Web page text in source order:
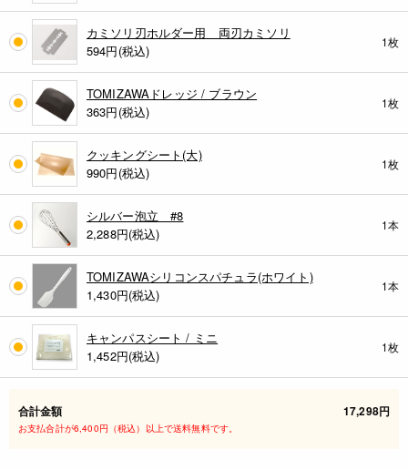
カミソリ刃ホルダー用 両刃カミソリ
594円(税込)
1枚
TOMIZAWAドレッジ / ブラウン
363円(税込)
1枚
クッキングシート(大)
990円(税込)
1枚
シルバー泡立 #8
2,288円(税込)
1本
TOMIZAWAシリコンスパチュラ(ホワイト)
1,430円(税込)
1本
キャンパスシート / ミニ
1,452円(税込)
1枚
合計金額 17,298円
お支払合計が6,400円（税込）以上で送料無料です。